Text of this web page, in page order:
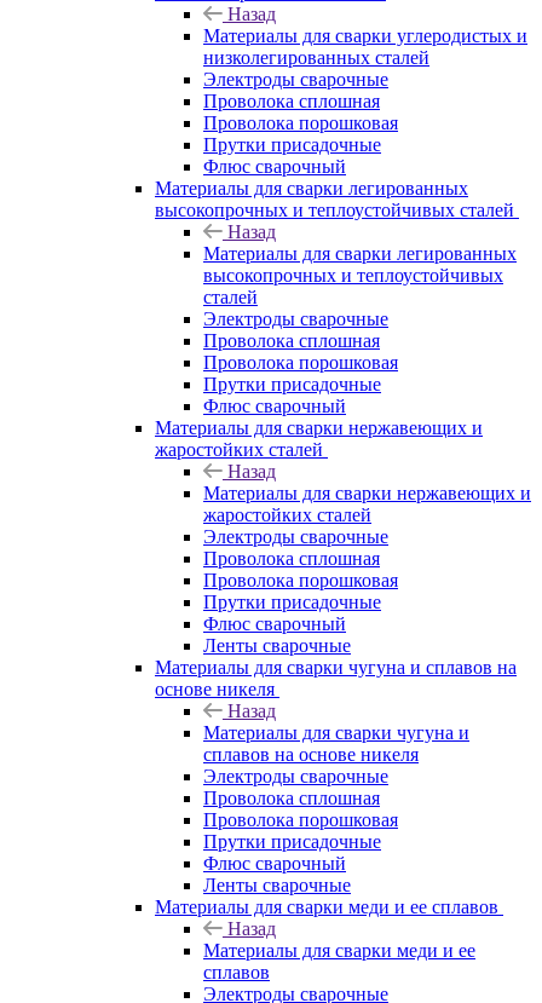
Назад
Материалы для сварки углеродистых и
низколегированных сталей
Электроды сварочные
Проволока сплошная
Проволока порошковая
Прутки присадочные
Флюс сварочный
Материалы для сварки легированных
высокопрочных и теплоустойчивых сталей
Назад
Материалы для сварки легированных
высокопрочных и теплоустойчивых
сталей
Электроды сварочные
Проволока сплошная
Проволока порошковая
Прутки присадочные
Флюс сварочный
Материалы для сварки нержавеющих и
жаростойких сталей
Назад
Материалы для сварки нержавеющих и
жаростойких сталей
Электроды сварочные
Проволока сплошная
Проволока порошковая
Прутки присадочные
Флюс сварочный
Ленты сварочные
Материалы для сварки чугуна и сплавов на
основе никеля
Назад
Материалы для сварки чугуна и
сплавов на основе никеля
Электроды сварочные
Проволока сплошная
Проволока порошковая
Прутки присадочные
Флюс сварочный
Ленты сварочные
Материалы для сварки меди и ее сплавов
Назад
Материалы для сварки меди и ее
сплавов
Электроды сварочные